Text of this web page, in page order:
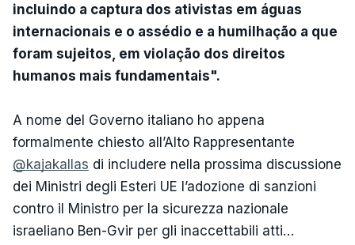
incluindo a captura dos ativistas em águas
internacionais e o assédio e a humilhação a que
foram sujeitos, em violação dos direitos
humanos mais fundamentais".
A nome del Governo italiano ho appena
formalmente chiesto all’Alto Rappresentante
@kajakallas di includere nella prossima discussione
dei Ministri degli Esteri UE l’adozione di sanzioni
contro il Ministro per la sicurezza nazionale
israeliano Ben-Gvir per gli inaccettabili atti…